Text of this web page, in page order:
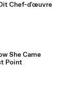
Chef-d'œuvre
She Came
Point